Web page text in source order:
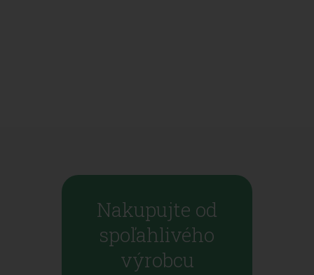
Nakupujte od
spoľahlivého
výrobcu